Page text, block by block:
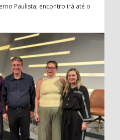
Paulista; encontro irá até o